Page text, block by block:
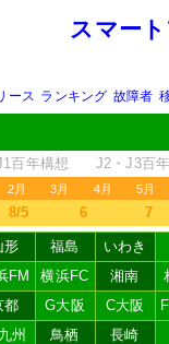
スマー
ース ランキング 故障者
百年構想 J2・J3百
2月 3月 4月 5月
8/5 6 7
形 福島
いわき
FM 横浜FC 湘南
都 G大阪 C大阪
州 鳥栖 長崎